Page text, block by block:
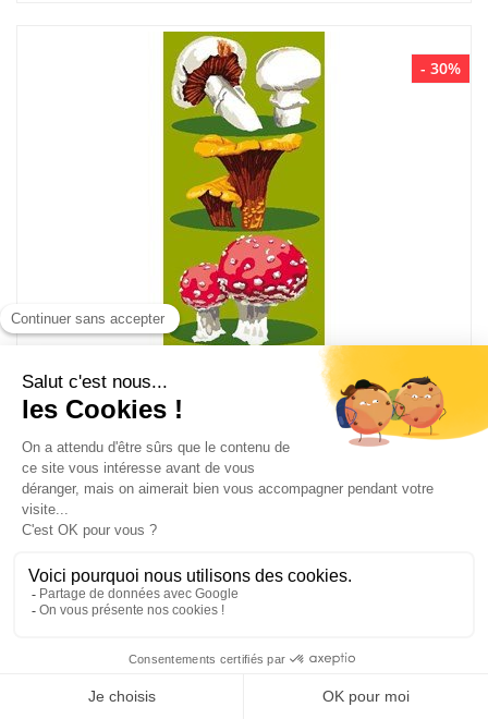
- 30%
Les champignons canevas chez Luc Création
Canevas pénélope imprimé
36,25